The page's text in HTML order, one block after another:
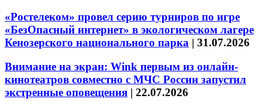
«Ростелеком» провел серию турниров по игре
«БезОпасный интернет» в экологическом лагере
Кенозерского национального парка | 31.07.2026
Внимание на экран: Wink первым из онлайн-
кинотеатров совместно с МЧС России запустил
экстренные оповещения | 22.07.2026